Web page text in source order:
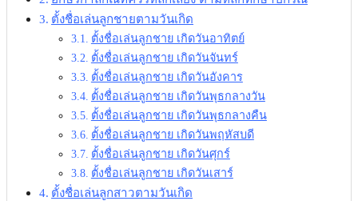
ตั้งชื่อเล่นลูกชายตามวันเกิด
ตั้งชื่อเล่นลูกชาย เกิดวันอาทิตย์
ตั้งชื่อเล่นลูกชาย เกิดวันจันทร์
ตั้งชื่อเล่นลูกชาย เกิดวันอังคาร
ตั้งชื่อเล่นลูกชาย เกิดวันพุธกลางวัน
ตั้งชื่อเล่นลูกชาย เกิดวันพุธกลางคืน
ตั้งชื่อเล่นลูกชาย เกิดวันพฤหัสบดี
ตั้งชื่อเล่นลูกชาย เกิดวันศุกร์
ตั้งชื่อเล่นลูกชาย เกิดวันเสาร์
ตั้งชื่อเล่นลูกสาวตามวันเกิด